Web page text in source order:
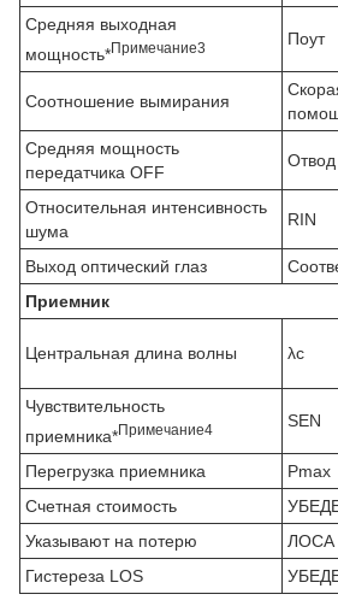
Средняя выходная
мощность*Примечание3 Поут
Соотношение вымирания
Средняя мощность
передатчика OFF
Отвод
Относительная интенсивность
шума
RIN
Выход оптический глаз
Приемник
Центральная длина волны λc
Чувствительность
приемника*Примечание4 SEN
Перегрузка приемника Pmax
Счетная стоимость
Указывают на потерю
ЛОСА
Гистереза LOS